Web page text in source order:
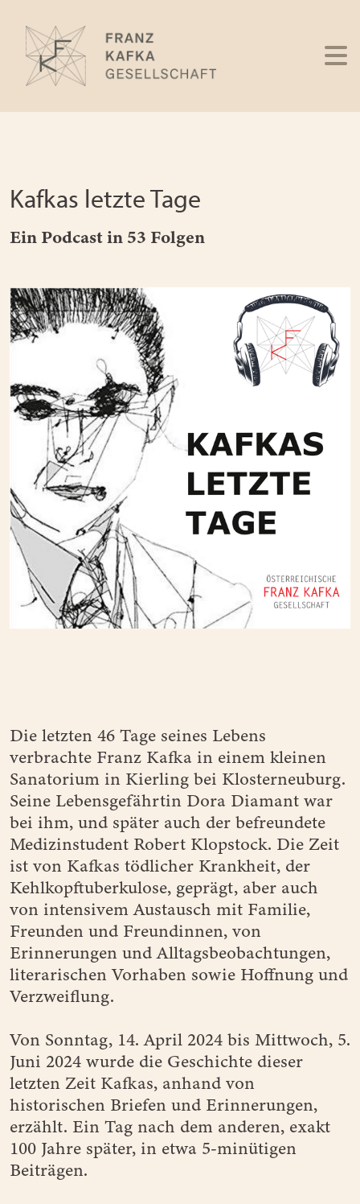
Kafkas letzte Tage
Ein Podcast in 53 Folgen
Die letzten 46 Tage seines Lebens
verbrachte Franz Kafka in einem kleinen
Sanatorium in Kierling bei Klosterneuburg.
Seine Lebensgefährtin Dora Diamant war
bei ihm, und später auch der befreundete
Medizinstudent Robert Klopstock. Die Zeit
ist von Kafkas tödlicher Krankheit, der
Kehlkopftuberkulose, geprägt, aber auch
von intensivem Austausch mit Familie,
Freunden und Freundinnen, von
Erinnerungen und Alltagsbeobachtungen,
literarischen Vorhaben sowie Hoffnung und
Verzweiflung.
Von Sonntag, 14. April 2024 bis Mittwoch, 5.
Juni 2024 wurde die Geschichte dieser
letzten Zeit Kafkas, anhand von
historischen Briefen und Erinnerungen,
erzählt. Ein Tag nach dem anderen, exakt
100 Jahre später, in etwa 5-minütigen
Beiträgen.